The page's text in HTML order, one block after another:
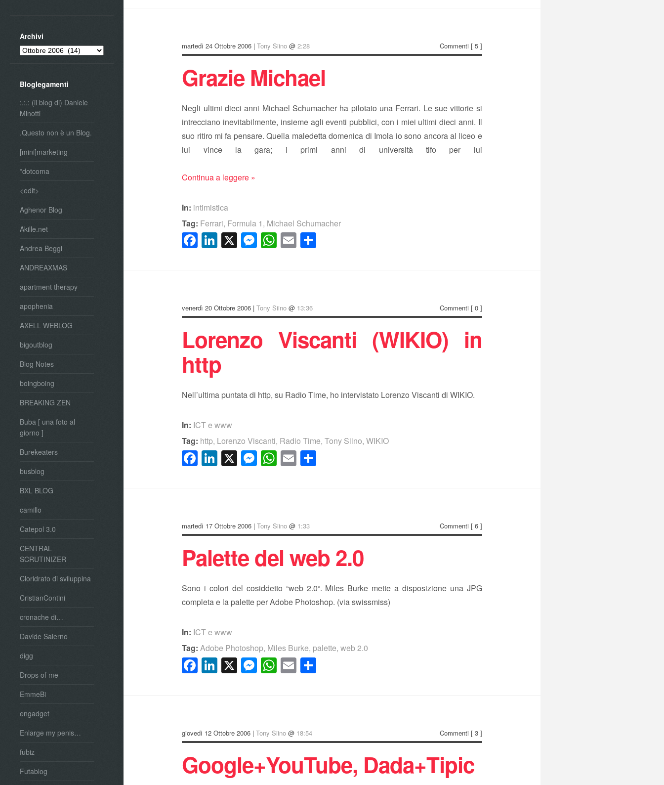
Archivi
Archivi
Bloglegamenti
:.:.: (il blog di) Daniele
Minotti
.Questo non è un Blog.
[mini]marketing
*dotcoma
<edit>
Aghenor Blog
Akille.net
Andrea Beggi
ANDREAXMAS
apartment therapy
apophenia
AXELL WEBLOG
bigoutblog
Blog Notes
boingboing
BREAKING ZEN
Buba [ una foto al
giorno ]
Burekeaters
busblog
BXL BLOG
camillo
Catepol 3.0
CENTRAL
SCRUTINIZER
Cloridrato di sviluppina
CristianContini
cronache di…
Davide Salerno
digg
Drops of me
EmmeBi
engadget
Enlarge my penis…
fubiz
Futablog
martedì 24 Ottobre 2006 |Tony Siino @2:28 Commenti [ 5 ]
Grazie Michael
Negli ultimi dieci anni Michael Schumacher ha pilotato una Ferrari. Le sue vittorie si
intrecciano inevitabilmente, insieme agli eventi pubblici, con i miei ultimi dieci anni. Il
suo ritiro mi fa pensare. Quella maledetta domenica di Imola io sono ancora al liceo e
lui vince la gara; i primi anni di università tifo per lui
Continua a leggere »
In: intimistica
Tag: Ferrari, Formula 1, Michael Schumacher
Facebook
LinkedIn
X Messenger
WhatsApp
Email
venerdì 20 Ottobre 2006 |Tony Siino @ 13:36 Commenti [ 0 ]
Lorenzo Viscanti (WIKIO) in
http
Nell’ultima puntata di http, su Radio Time, ho intervistato Lorenzo Viscanti di WIKIO.
In: ICT e www
Tag: http, Lorenzo Viscanti, Radio Time,Tony Siino,WIKIO
Facebook
LinkedIn
X Messenger
WhatsApp
Email
martedì 17 Ottobre 2006 |Tony Siino @ 1:33 Commenti [ 6 ]
Palette del web 2.0
Sono i colori del cosiddetto “web 2.0“. Miles Burke mette a disposizione una JPG
completa e la palette per Adobe Photoshop. (via swissmiss)
In: ICT e www
Tag: Adobe Photoshop, Miles Burke, palette,web 2.0
Facebook
LinkedIn
X Messenger
WhatsApp
Email
giovedì 12 Ottobre 2006 |Tony Siino @ 18:54 Commenti [ 3 ]
Google+YouTube, Dada+Tipic